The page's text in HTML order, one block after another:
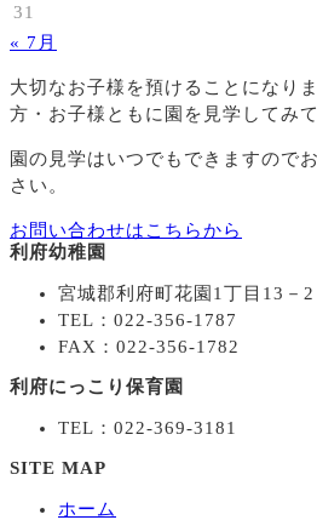
31
« 7月
大切なお子様を預けることになり
方・お子様ともに園を見学してみ
園の見学はいつでもできますので
さい。
お問い合わせはこちらから
利府幼稚園
宮城郡利府町花園1丁目13－2
TEL：022-356-1787
FAX：022-356-1782
利府にっこり保育園
TEL：022-369-3181
SITE MAP
ホーム